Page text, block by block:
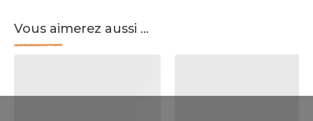
Vous aimerez aussi ...